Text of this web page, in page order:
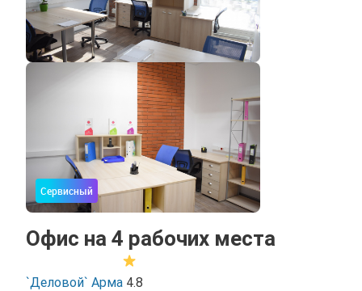
Сервисный
Офис на 4 рабочих места
`Деловой` Арма 4.8